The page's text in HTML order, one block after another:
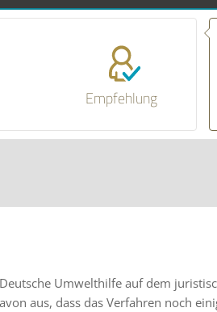
Empfehlung
Umwelthilfe auf dem
aus, dass das Verfahren noch